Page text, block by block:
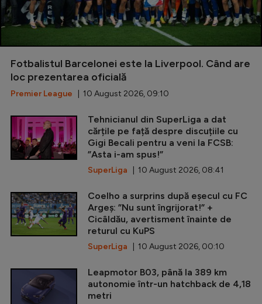
Fotbalistul Barcelonei este la Liverpool. Când are
loc prezentarea oficială
Premier League | 10 August 2026, 09:10
Tehnicianul din SuperLiga a dat
cărțile pe față despre discuțiile cu
Gigi Becali pentru a veni la FCSB:
”Asta i-am spus!”
SuperLiga | 10 August 2026, 08:41
Coelho a surprins după eșecul cu FC
Argeș: ”Nu sunt îngrijorat!” +
Cicâldău, avertisment înainte de
returul cu KuPS
SuperLiga | 10 August 2026, 00:10
Leapmotor B03, până la 389 km
autonomie într-un hatchback de 4,18
metri